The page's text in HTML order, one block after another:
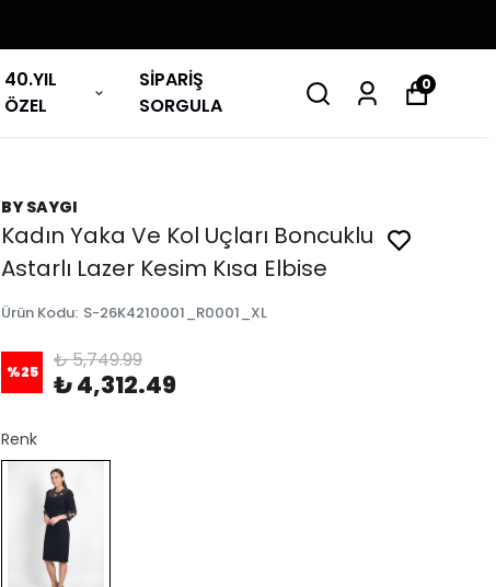
40.YIL
ÖZEL
SİPARİŞ
SORGULA
0
BY SAYGI
Kadın Yaka Ve Kol Uçları Boncuklu
Astarlı Lazer Kesim Kısa Elbise
Ürün Kodu: S-26K4210001_R0001_XL
%25 ₺ 5,749.99
₺ 4,312.49
Renk